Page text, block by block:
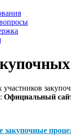
Официальный
закупочные